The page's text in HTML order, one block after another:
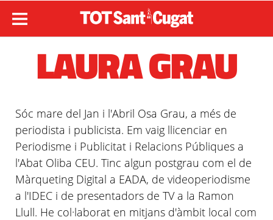
LAURA GRAU
Sóc mare del Jan i l'Abril Osa Grau, a més de
periodista i publicista. Em vaig llicenciar en
Periodisme i Publicitat i Relacions Públiques a
l'Abat Oliba CEU. Tinc algun postgrau com el de
Màrqueting Digital a EADA, de videoperiodisme
a l'IDEC i de presentadors de TV a la Ramon
Llull. He col·laborat en mitjans d'àmbit local com